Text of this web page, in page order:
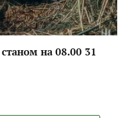
на 08.00 31